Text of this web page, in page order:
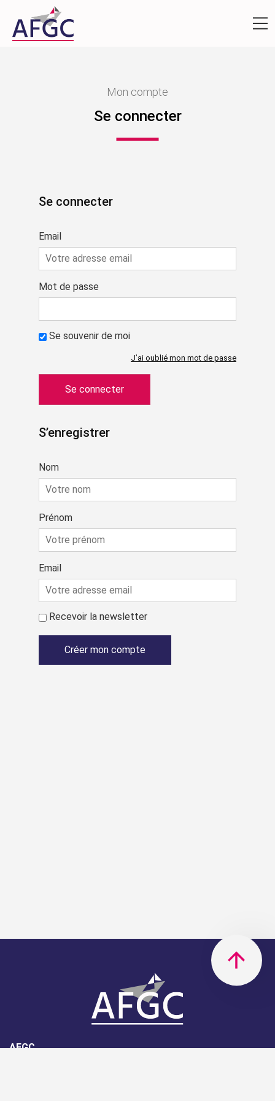
Mon compte
Se connecter
Se connecter
Email
Mot de passe
Se souvenir de moi
J’ai oublié mon mot de passe
S’enregistrer
Nom
Prénom
Email
Recevoir la newsletter
AFGC